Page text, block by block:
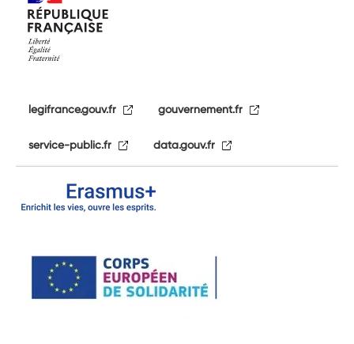
legifrance.gouv.fr gouvernement.fr
service-public.fr data.gouv.fr